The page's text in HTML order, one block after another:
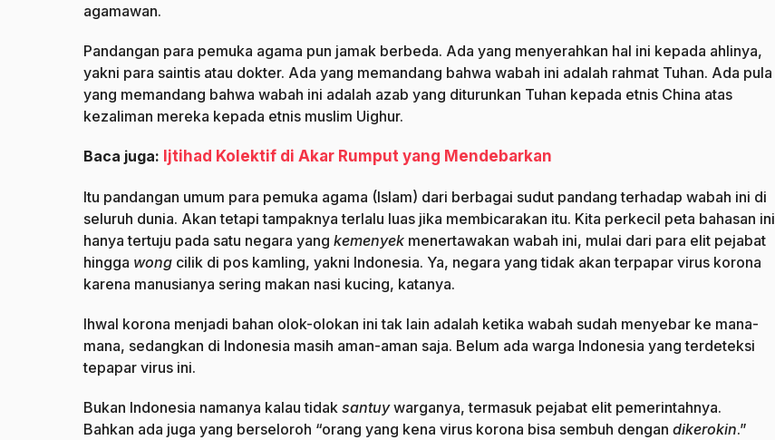
agamawan.
Pandangan para pemuka agama pun jamak berbeda. Ada yang menyerahkan hal ini kepada ahlinya,
yakni para saintis atau dokter. Ada yang memandang bahwa wabah ini adalah rahmat Tuhan. Ada pula
yang memandang bahwa wabah ini adalah azab yang diturunkan Tuhan kepada etnis China atas
kezaliman mereka kepada etnis muslim Uighur.
Baca juga: Ijtihad Kolektif di Akar Rumput yang Mendebarkan
Itu pandangan umum para pemuka agama (Islam) dari berbagai sudut pandang terhadap wabah ini di
seluruh dunia. Akan tetapi tampaknya terlalu luas jika membicarakan itu. Kita perkecil peta bahasan ini
hanya tertuju pada satu negara yang kemenyek menertawakan wabah ini, mulai dari para elit pejabat
hingga wong cilik di pos kamling, yakni Indonesia. Ya, negara yang tidak akan terpapar virus korona
karena manusianya sering makan nasi kucing, katanya.
Ihwal korona menjadi bahan olok-olokan ini tak lain adalah ketika wabah sudah menyebar ke mana-
mana, sedangkan di Indonesia masih aman-aman saja. Belum ada warga Indonesia yang terdeteksi
tepapar virus ini.
Bukan Indonesia namanya kalau tidak santuywarganya, termasuk pejabat elit pemerintahnya.
Bahkan ada juga yang berseloroh “orang yang kena virus korona bisa sembuh dengan dikerokin.”